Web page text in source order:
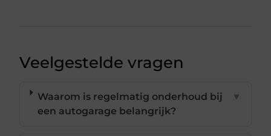
Veelgestelde vragen
Waarom is regelmatig onderhoud bij
een autogarage belangrijk?
▼